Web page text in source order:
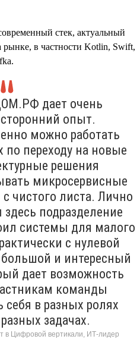
стек, актуальный
в частности Kotlin, Swift,
дает очень
опыт.
можно работать
по переходу на новые
решения
микросервисные
чистого листа. Лично
здесь подразделение
системы для малого
с нулевой
большой и интересный
дает возможность
команды
себя в разных ролях
задачах.
в Цифровой вертикали, ИТ-лидер